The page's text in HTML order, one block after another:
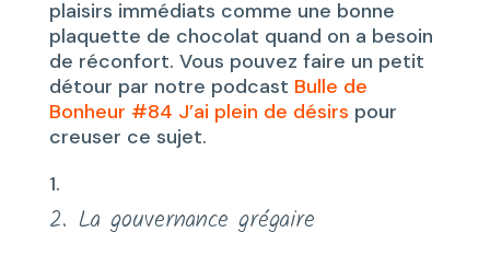
plaisirs immédiats comme une bonne
plaquette de chocolat quand on a besoin
de réconfort. Vous pouvez faire un petit
détour par notre podcast Bulle de
Bonheur #84 J’ai plein de désirs pour
creuser ce sujet.
2. La gouvernance grégaire